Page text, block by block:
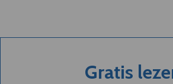
Gratis